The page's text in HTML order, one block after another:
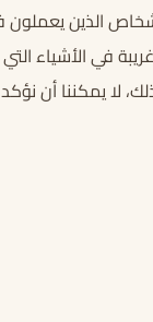
الذين يعملون
في الأشياء
لا يمكننا أن